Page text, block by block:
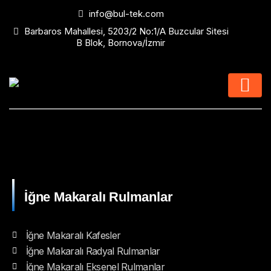
info@bul-tek.com
Barbaros Mahallesi, 5203/2 No:1/A Buzcular Sitesi
B Blok, Bornova/İzmir
İğne Makaralı Rulmanlar
İğne Makaralı Kafesler
İğne Makaralı Radyal Rulmanlar
İğne Makaralı Eksenel Rulmanlar